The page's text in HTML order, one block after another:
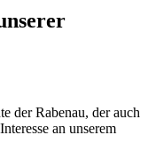
der Rabenau, derauch
an unserem